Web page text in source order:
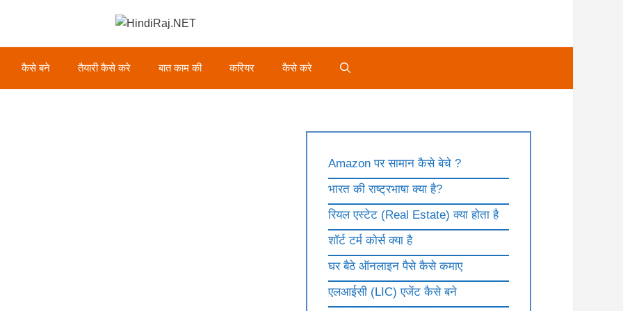
कैसे बने तैयारी कैसे करे बात काम की करियर कैसे करे
Amazon पर सामान कैसे बेचे ?
भारत की राष्ट्रभाषा क्या है?
रियल एस्टेट (Real Estate) क्या होता है
शॉर्ट टर्म कोर्स क्या है
घर बैठे ऑनलाइन पैसे कैसे कमाए
एलआईसी (LIC) एजेंट कैसे बने